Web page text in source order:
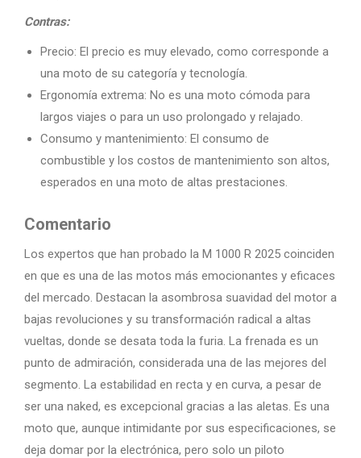
Contras:
Precio: El precio es muy elevado, como corresponde a
una moto de su categoría y tecnología.
Ergonomía extrema: No es una moto cómoda para
largos viajes o para un uso prolongado y relajado.
Consumo y mantenimiento: El consumo de
combustible y los costos de mantenimiento son altos,
esperados en una moto de altas prestaciones.
Comentario
Los expertos que han probado la M 1000 R 2025 coinciden
en que es una de las motos más emocionantes y eficaces
del mercado. Destacan la asombrosa suavidad del motor a
bajas revoluciones y su transformación radical a altas
vueltas, donde se desata toda la furia. La frenada es un
punto de admiración, considerada una de las mejores del
segmento. La estabilidad en recta y en curva, a pesar de
ser una naked, es excepcional gracias a las aletas. Es una
moto que, aunque intimidante por sus especificaciones, se
deja domar por la electrónica, pero solo un piloto